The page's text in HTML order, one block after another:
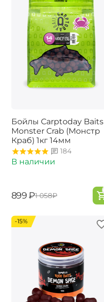
Бойлы Carptoday Baits
Monster Crab (Монстр
Краб) 1кг 14мм
184
В наличии
‍899‍ ₽‍1 058‍₽
-15%